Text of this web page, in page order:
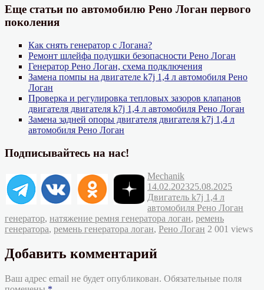
Еще статьи по автомобилю Рено Логан первого
поколения
Как снять генератор с Логана?
Ремонт шлейфа подушки безопасности Рено Логан
Генератор Рено Логан, схема подключения
Замена помпы на двигателе k7j 1,4 л автомобиля Рено
Логан
Проверка и регулировка тепловых зазоров клапанов
двигателя двигателя k7j 1,4 л автомобиля Рено Логан
Замена задней опоры двигателя двигателя k7j 1,4 л
автомобиля Рено Логан
Подписывайтесь на нас!
Автор
MechanikОпубликовано
14.02.202325.08.2025
Двигатель k7j 1,4 л
автомобиля Рено Логан
генератор, натяжение ремня генератора логан, ремень
генератора, ремень генератора логан, Рено Логан 2 001 views
Добавить комментарий
Ваш адрес email не будет опубликован. Обязательные поля